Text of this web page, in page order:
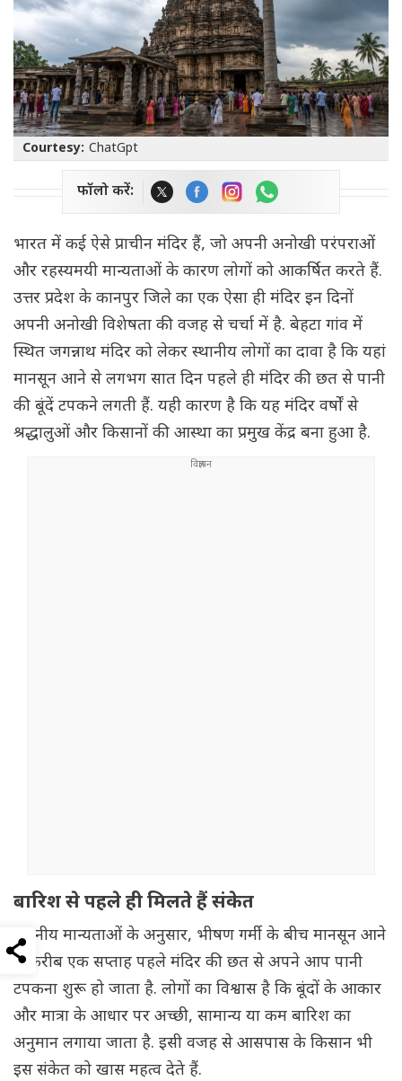
Courtesy: ChatGpt
फॉलो करें:
भारत में कई ऐसे प्राचीन मंदिर हैं, जो अपनी अनोखी परंपराओं
और रहस्यमयी मान्यताओं के कारण लोगों को आकर्षित करते हैं.
उत्तर प्रदेश के कानपुर जिले का एक ऐसा ही मंदिर इन दिनों
अपनी अनोखी विशेषता की वजह से चर्चा में है. बेहटा गांव में
स्थित जगन्नाथ मंदिर को लेकर स्थानीय लोगों का दावा है कि यहां
मानसून आने से लगभग सात दिन पहले ही मंदिर की छत से पानी
की बूंदें टपकने लगती हैं. यही कारण है कि यह मंदिर वर्षों से
श्रद्धालुओं और किसानों की आस्था का प्रमुख केंद्र बना हुआ है.
बारिश से पहले ही मिलते हैं संकेत
स्थानीय मान्यताओं के अनुसार, भीषण गर्मी के बीच मानसून आने
से करीब एक सप्ताह पहले मंदिर की छत से अपने आप पानी
टपकना शुरू हो जाता है. लोगों का विश्वास है कि बूंदों के आकार
और मात्रा के आधार पर अच्छी, सामान्य या कम बारिश का
अनुमान लगाया जाता है. इसी वजह से आसपास के किसान भी
इस संकेत को खास महत्व देते हैं.